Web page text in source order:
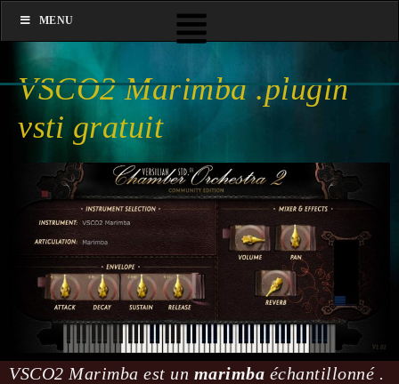
VSCO2 Marimba .plugin
vsti gratuit
VSCO2 Marimba est un marimba échantillonné .
MENU